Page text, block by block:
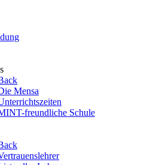
Mensa
freundliche Schule